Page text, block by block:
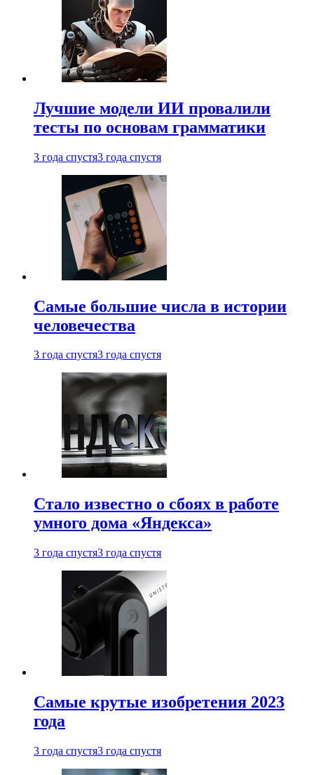
Лучшие модели ИИ провалили
тесты по основам грамматики
3 года спустя3 года спустя
Самые большие числа в истории
человечества
3 года спустя3 года спустя
Стало известно о сбоях в работе
умного дома «Яндекса»
3 года спустя3 года спустя
Самые крутые изобретения 2023
года
3 года спустя3 года спустя